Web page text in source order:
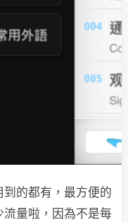
的都有，最方便的
量啦，因為不是每